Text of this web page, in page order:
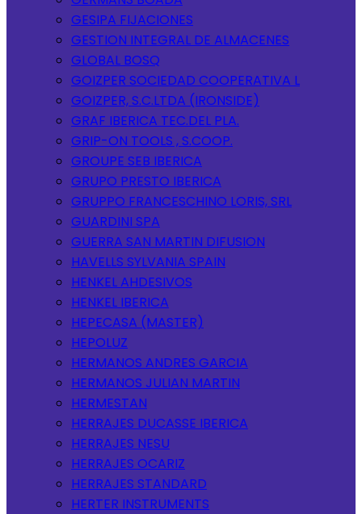
GESIPA FIJACIONES
GESTION INTEGRAL DE ALMACENES
GLOBAL BOSQ
GOIZPER SOCIEDAD COOPERATIVA L
GOIZPER, S.C.LTDA (IRONSIDE)
GRAF IBERICA TEC.DEL PLA.
GRIP-ON TOOLS , S.COOP.
GROUPE SEB IBERICA
GRUPO PRESTO IBERICA
GRUPPO FRANCESCHINO LORIS, SRL
GUARDINI SPA
GUERRA SAN MARTIN DIFUSION
HAVELLS SYLVANIA SPAIN
HENKEL AHDESIVOS
HENKEL IBERICA
HEPECASA (MASTER)
HEPOLUZ
HERMANOS ANDRES GARCIA
HERMANOS JULIAN MARTIN
HERMESTAN
HERRAJES DUCASSE IBERICA
HERRAJES NESU
HERRAJES OCARIZ
HERRAJES STANDARD
HERTER INSTRUMENTS